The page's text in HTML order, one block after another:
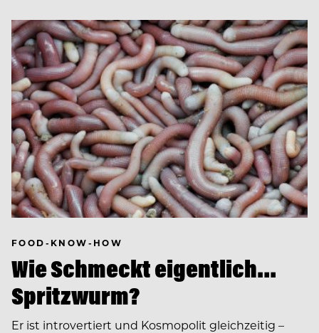
FOOD-KNOW-HOW
Wie Schmeckt eigentlich…
Spritzwurm?
Er ist introvertiert und Kosmopolit gleichzeitig –